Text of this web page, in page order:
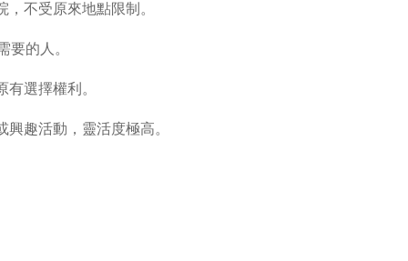
不受原來地點限制。
的人。
選擇權利。
趣活動，靈活度極高。